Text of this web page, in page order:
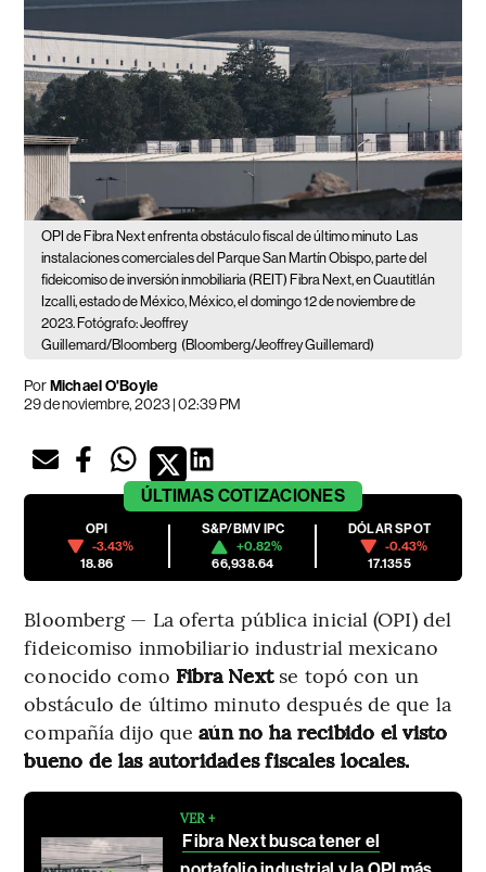
OPI de Fibra Next enfrenta obstáculo fiscal de último minuto Las
instalaciones comerciales del Parque San Martín Obispo, parte del
fideicomiso de inversión inmobiliaria (REIT) Fibra Next, en Cuautitlán
Izcalli, estado de México, México, el domingo 12 de noviembre de
2023. Fotógrafo: Jeoffrey
Guillemard/Bloomberg (Bloomberg/Jeoffrey Guillemard)
PorMichael O'Boyle
29 de noviembre, 2023 | 02:39 PM
ÚLTIMAS COTIZACIONES
OPI
-3.43%
18.86
S&P/BMV IPC
+0.82%
66,938.64
DÓLAR SPOT
-0.43%
17.1355
Bloomberg — La oferta pública inicial (OPI) del
fideicomiso inmobiliario industrial mexicano
conocido como Fibra Nextse topó con un
obstáculo de último minuto después de que la
compañía dijo queaún no ha recibido el visto
bueno de las autoridades fiscales locales.
VER +
Fibra Next busca tener el